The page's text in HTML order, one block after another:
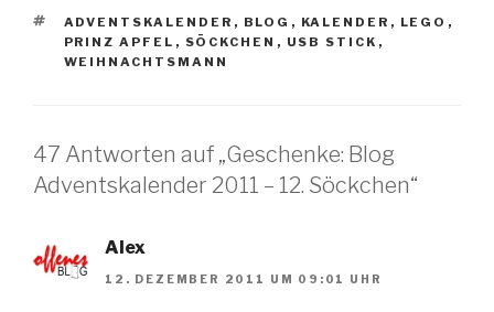
SCHLAGWÖRTER
ADVENTSKALENDER , BLOG , KALENDER , LEGO ,
PRINZ APFEL , SÖCKCHEN , USB STICK ,
WEIHNACHTSMANN
47 Antworten auf „Geschenke: Blog
Adventskalender 2011 – 12. Söckchen“
Alex
12. DEZEMBER 2011 UM 09:01 UHR